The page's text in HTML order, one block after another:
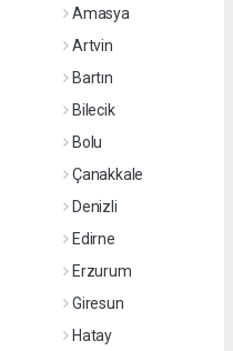
Amasya
Artvin
Bartın
Bilecik
Bolu
Çanakkale
Denizli
Edirne
Erzurum
Giresun
Hatay